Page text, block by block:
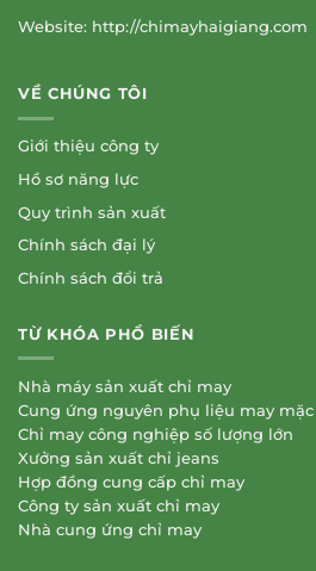
Website: http://chimayhaigiang.com
VỀ CHÚNG TÔI
Giới thiệu công ty
Hồ sơ năng lực
Quy trình sản xuất
Chính sách đại lý
Chính sách đổi trả
TỪ KHÓA PHỔ BIẾN
Nhà máy sản xuất chỉ may
Cung ứng nguyên phụ liệu may mặc
Chỉ may công nghiệp số lượng lớn
Xưởng sản xuất chỉ jeans
Hợp đồng cung cấp chỉ may
Công ty sản xuất chỉ may
Nhà cung ứng chỉ may